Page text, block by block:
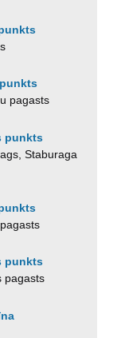
pagasts
punkts
Staburaga
punkts
pagasts